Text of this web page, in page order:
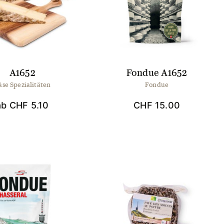
Optionen
können
auf
der
Produktseite
werden
Die
Optionen
können
auf
gewählt
werden
A1652
Spezialitäten
CHF 5.10
weist
mehrere
Varianten
Die
Fondue A1652
Fondue
CHF 15.00